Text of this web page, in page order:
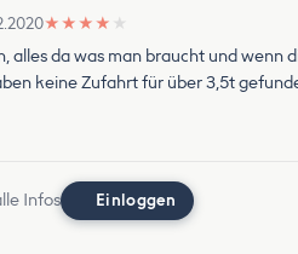
★ ★ ★ ★ ★
alles da was man braucht und
keine Zufahrt für über 3,5t
Infos Einloggen